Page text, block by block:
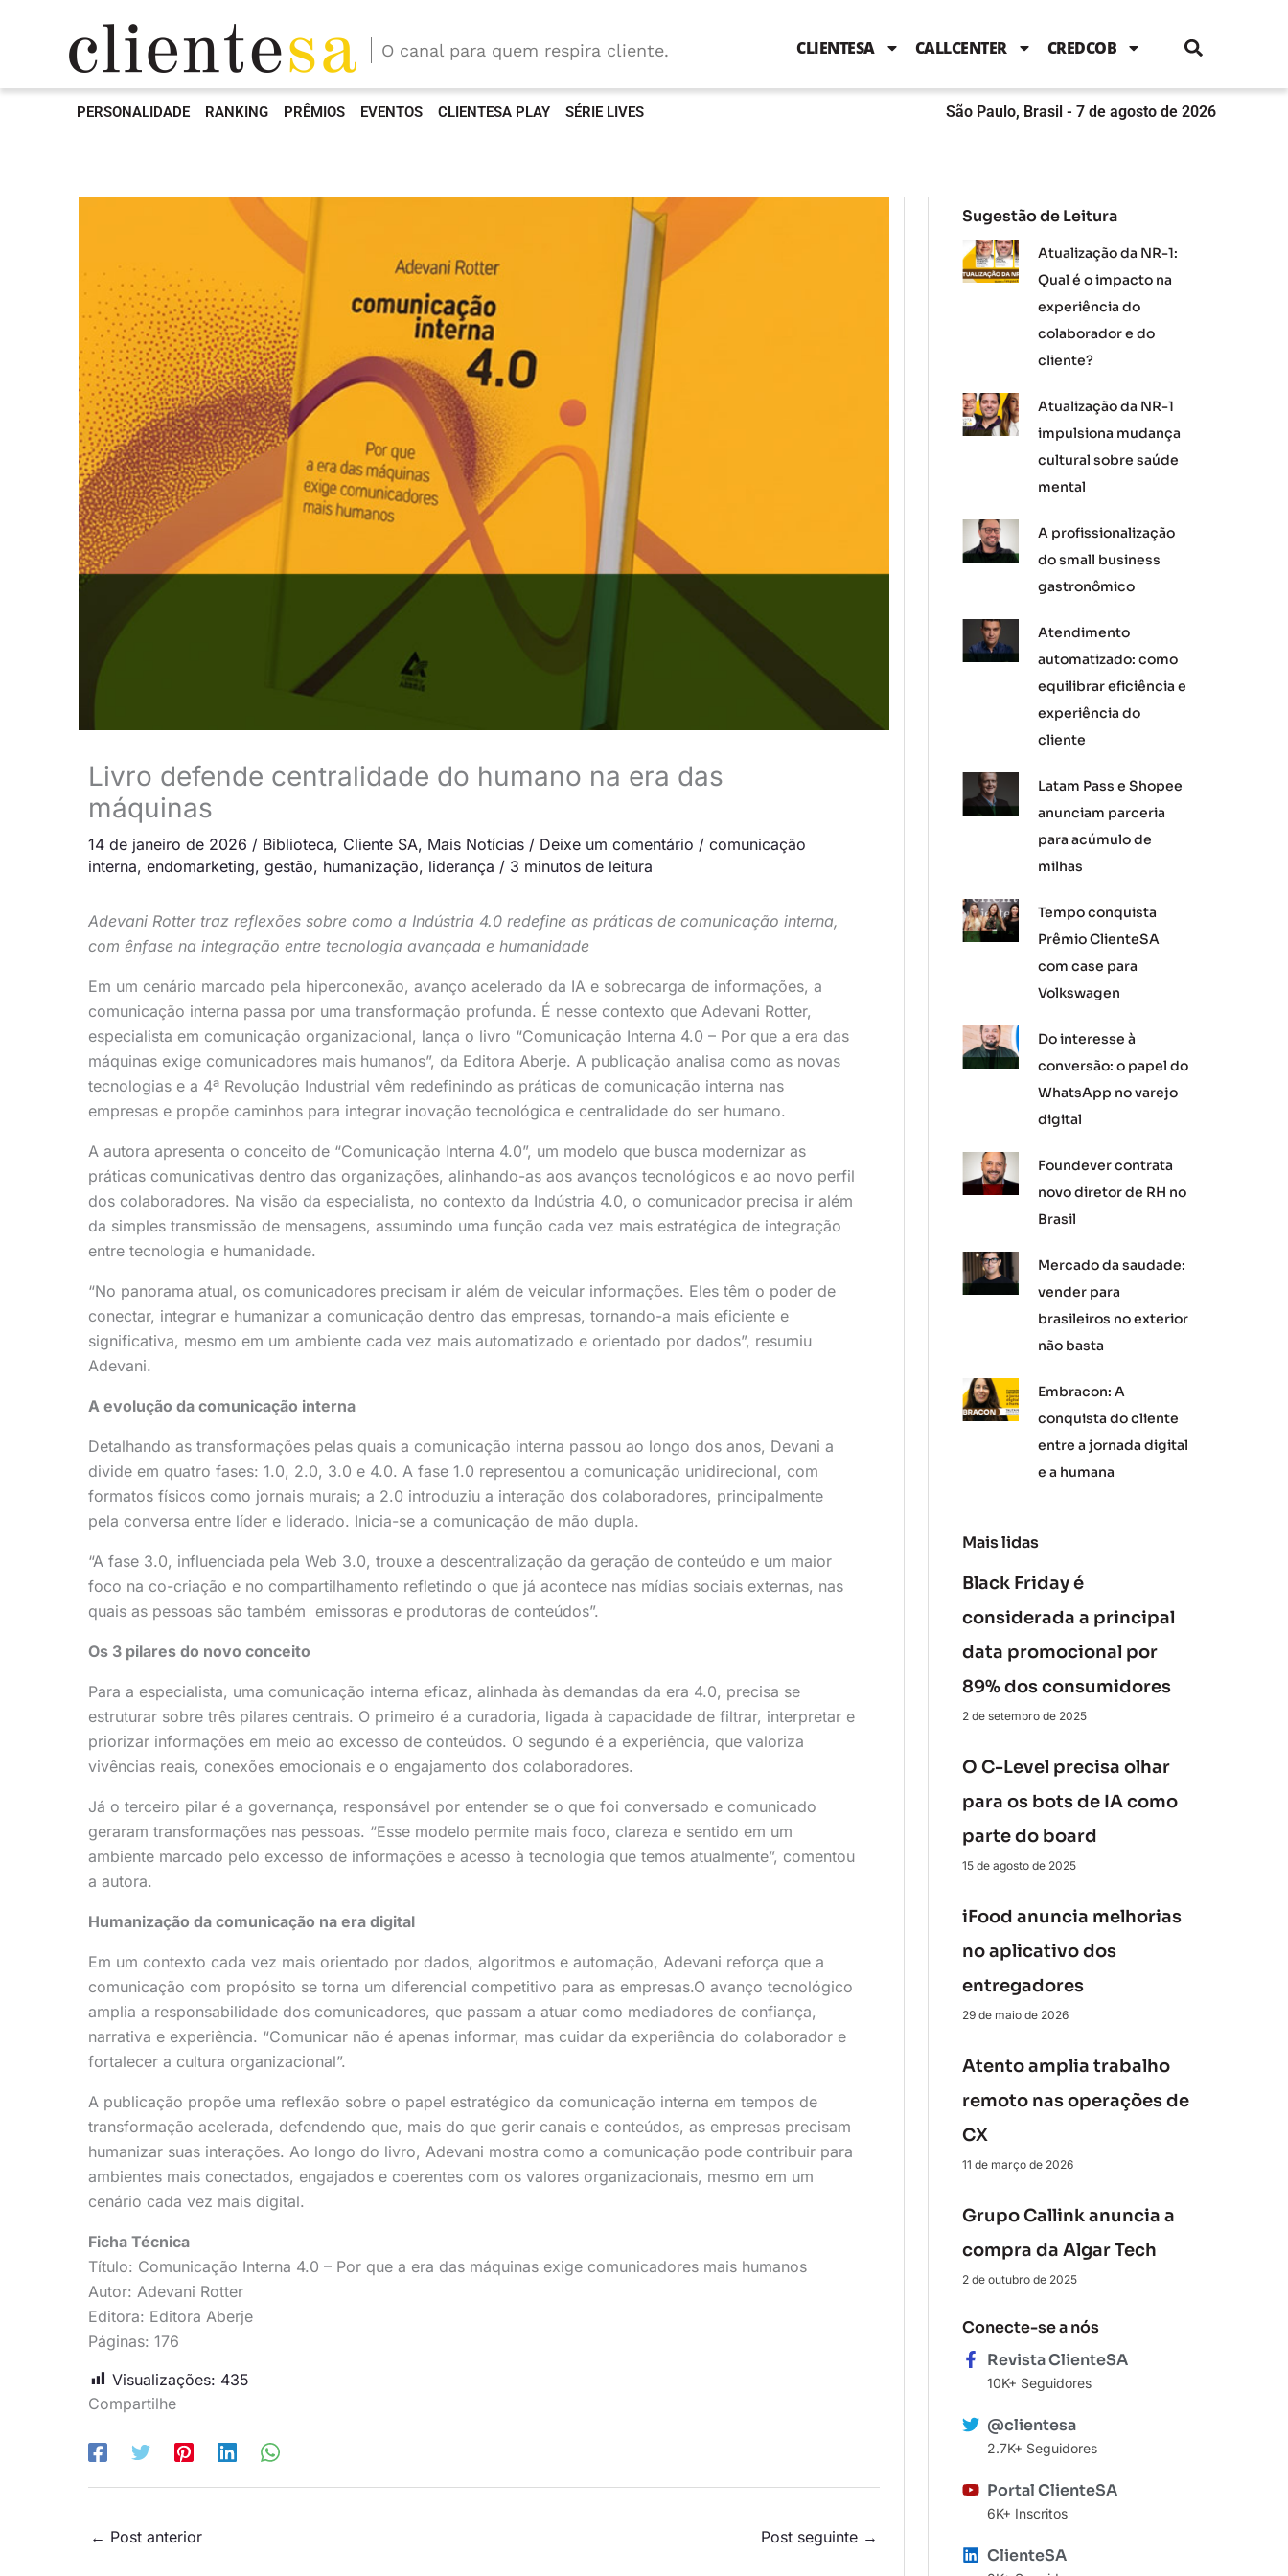
b
o
k
t
e
b
n
g
a
m
O canal para quem respira cliente. CLIENTESA CALLCENTER CREDCOB
PERSONALIDADE RANKING PRÊMIOS EVENTOS CLIENTESA PLAY SÉRIE LIVES São Paulo, Brasil - 7 de agosto de 2026
Livro defende centralidade do humano na era das
máquinas
14 de janeiro de 2026 / Biblioteca, Cliente SA, Mais Notícias / Deixe um comentário / comunicação
interna, endomarketing, gestão, humanização, liderança / 3 minutos de leitura
Adevani Rotter traz reflexões sobre como a Indústria 4.0 redefine as práticas de comunicação interna,
com ênfase na integração entre tecnologia avançada e humanidade
Em um cenário marcado pela hiperconexão, avanço acelerado da IA e sobrecarga de informações, a
comunicação interna passa por uma transformação profunda. É nesse contexto que Adevani Rotter,
especialista em comunicação organizacional, lança o livro “Comunicação Interna 4.0 – Por que a era das
máquinas exige comunicadores mais humanos”, da Editora Aberje. A publicação analisa como as novas
tecnologias e a 4ª Revolução Industrial vêm redefinindo as práticas de comunicação interna nas
empresas e propõe caminhos para integrar inovação tecnológica e centralidade do ser humano.
A autora apresenta o conceito de “Comunicação Interna 4.0”, um modelo que busca modernizar as
práticas comunicativas dentro das organizações, alinhando-as aos avanços tecnológicos e ao novo perfil
dos colaboradores. Na visão da especialista, no contexto da Indústria 4.0, o comunicador precisa ir além
da simples transmissão de mensagens, assumindo uma função cada vez mais estratégica de integração
entre tecnologia e humanidade.
“No panorama atual, os comunicadores precisam ir além de veicular informações. Eles têm o poder de
conectar, integrar e humanizar a comunicação dentro das empresas, tornando-a mais eficiente e
significativa, mesmo em um ambiente cada vez mais automatizado e orientado por dados”, resumiu
Adevani.
A evolução da comunicação interna
Detalhando as transformações pelas quais a comunicação interna passou ao longo dos anos, Devani a
divide em quatro fases: 1.0, 2.0, 3.0 e 4.0. A fase 1.0 representou a comunicação unidirecional, com
formatos físicos como jornais murais; a 2.0 introduziu a interação dos colaboradores, principalmente
pela conversa entre líder e liderado. Inicia-se a comunicação de mão dupla.
“A fase 3.0, influenciada pela Web 3.0, trouxe a descentralização da geração de conteúdo e um maior
foco na co-criação e no compartilhamento refletindo o que já acontece nas mídias sociais externas, nas
quais as pessoas são também emissoras e produtoras de conteúdos”.
Os 3 pilares do novo conceito
Para a especialista, uma comunicação interna eficaz, alinhada às demandas da era 4.0, precisa se
estruturar sobre três pilares centrais. O primeiro é a curadoria, ligada à capacidade de filtrar, interpretar e
priorizar informações em meio ao excesso de conteúdos. O segundo é a experiência, que valoriza
vivências reais, conexões emocionais e o engajamento dos colaboradores.
Já o terceiro pilar é a governança, responsável por entender se o que foi conversado e comunicado
geraram transformações nas pessoas. “Esse modelo permite mais foco, clareza e sentido em um
ambiente marcado pelo excesso de informações e acesso à tecnologia que temos atualmente”, comentou
a autora.
Humanização da comunicação na era digital
Em um contexto cada vez mais orientado por dados, algoritmos e automação, Adevani reforça que a
comunicação com propósito se torna um diferencial competitivo para as empresas.O avanço tecnológico
amplia a responsabilidade dos comunicadores, que passam a atuar como mediadores de confiança,
narrativa e experiência. “Comunicar não é apenas informar, mas cuidar da experiência do colaborador e
fortalecer a cultura organizacional”.
A publicação propõe uma reflexão sobre o papel estratégico da comunicação interna em tempos de
transformação acelerada, defendendo que, mais do que gerir canais e conteúdos, as empresas precisam
humanizar suas interações. Ao longo do livro, Adevani mostra como a comunicação pode contribuir para
ambientes mais conectados, engajados e coerentes com os valores organizacionais, mesmo em um
cenário cada vez mais digital.
Ficha Técnica
Título: Comunicação Interna 4.0 – Por que a era das máquinas exige comunicadores mais humanos
Autor: Adevani Rotter
Editora: Editora Aberje
Páginas: 176
Visualizações: 435
Compartilhe
← Post anterior Post seguinte →
Sugestão de Leitura
Atualização da NR-1:
Qual é o impacto na
experiência do
colaborador e do
cliente?
Atualização da NR-1
impulsiona mudança
cultural sobre saúde
mental
A profissionalização
do small business
gastronômico
Atendimento
automatizado: como
equilibrar eficiência e
experiência do
cliente
Latam Pass e Shopee
anunciam parceria
para acúmulo de
milhas
Tempo conquista
Prêmio ClienteSA
com case para
Volkswagen
Do interesse à
conversão: o papel do
WhatsApp no varejo
digital
Foundever contrata
novo diretor de RH no
Brasil
Mercado da saudade:
vender para
brasileiros no exterior
não basta
Embracon: A
conquista do cliente
entre a jornada digital
e a humana
Mais lidas
Black Friday é
considerada a principal
data promocional por
89% dos consumidores
2 de setembro de 2025
O C-Level precisa olhar
para os bots de IA como
parte do board
15 de agosto de 2025
iFood anuncia melhorias
no aplicativo dos
entregadores
29 de maio de 2026
Atento amplia trabalho
remoto nas operações de
CX
11 de março de 2026
Grupo Callink anuncia a
compra da Algar Tech
2 de outubro de 2025
Conecte-se a nós
Revista ClienteSA
10K+ Seguidores
@clientesa
2.7K+ Seguidores
Portal ClienteSA
6K+ Inscritos
ClienteSA